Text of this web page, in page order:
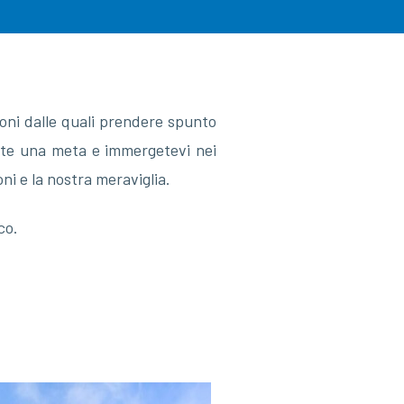
dalle quali prendere spunto
una meta e immergetevi nei
e la nostra meraviglia.